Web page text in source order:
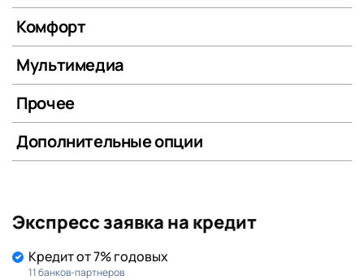
Комфорт
Мультимедиа
Прочее
Дополнительные опции
Экспресс заявка на кредит
Кредит от 7% годовых
11 банков-партнеров